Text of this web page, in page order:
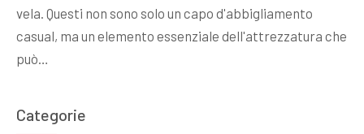
vela. Questi non sono solo un capo d'abbigliamento
casual, ma un elemento essenziale dell'attrezzatura che
può…
Categorie